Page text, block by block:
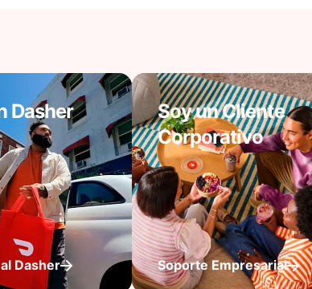
Dasher
Dasher
Soy un Cliente
Corporativo
Soporte Empresarial